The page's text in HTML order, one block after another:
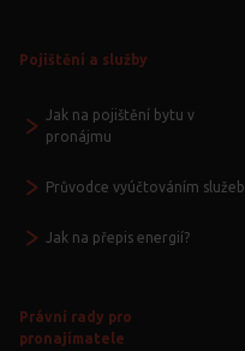
Pojištění a služby
Jak na pojištění bytu v
pronájmu
Průvodce vyúčtováním služeb
Jak na přepis energií?
Právní rady pro
pronajímatele